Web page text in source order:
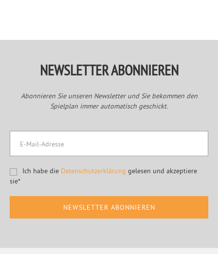
NEWSLETTER ABONNIEREN
Abonnieren Sie unseren Newsletter und Sie bekommen den
Spielplan immer automatisch geschickt.
Ich habe die Datenschutzerklärung gelesen und akzeptiere
sie*